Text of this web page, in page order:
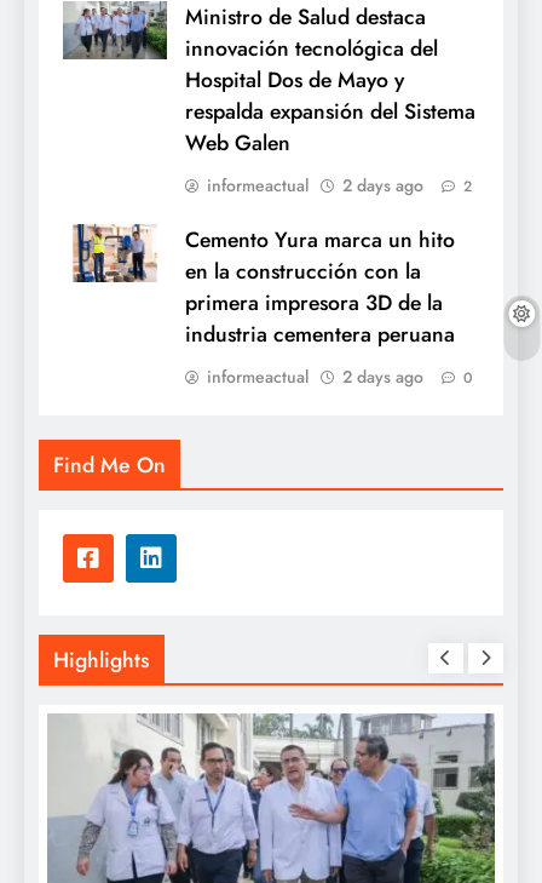
Ministro de Salud destaca
innovación tecnológica del
Hospital Dos de Mayo y
respalda expansión del Sistema
Web Galen
informeactual 2 days ago 2
Cemento Yura marca un hito
en la construcción con la
primera impresora 3D de la
industria cementera peruana
informeactual 2 days ago 0
Find Me On
Highlights